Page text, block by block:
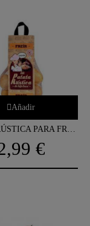
Añadir
PATATA RÚSTICA PARA FREIR "HIJOLUSA"
€